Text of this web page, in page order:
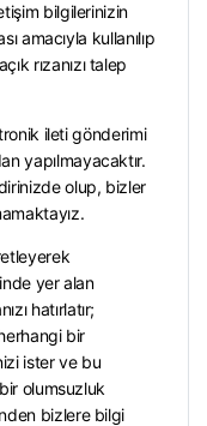
bilgilerinizin
amacıyla kullanılıp
rızanızı talep
ileti gönderimi
yapılmayacaktır.
olup, bizler
yer alan
hatırlatır;
bir
ister ve bu
olumsuzluk
bizlere bilgi